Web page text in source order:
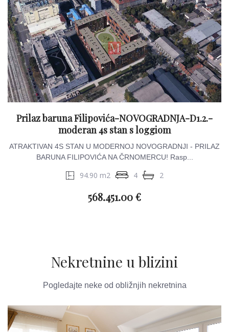
Prilaz baruna Filipovića-NOVOGRADNJA-D1.2.-
moderan 4s stan s loggiom
ATRAKTIVAN 4S STAN U MODERNOJ NOVOGRADNJI - PRILAZ
BARUNA FILIPOVIĆA NA ČRNOMERCU! Rasp...
94.90 m2 4 2
568.451.00 €
Nekretnine u blizini
Pogledajte neke od obližnjih nekretnina